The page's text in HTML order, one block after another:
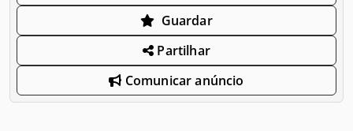
Guardar
Partilhar
Comunicar anúncio